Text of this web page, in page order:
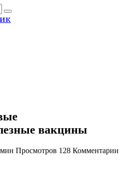
вакцины
Просмотров 128 Комментарии